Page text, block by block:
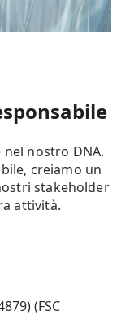
nel nostro DNA.
creiamo un
stakeholder
attività.
(FSC